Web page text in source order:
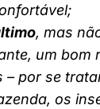
, mas
um bom
– por se
os